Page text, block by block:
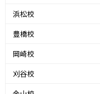
浜松校
豊橋校
岡崎校
刈谷校